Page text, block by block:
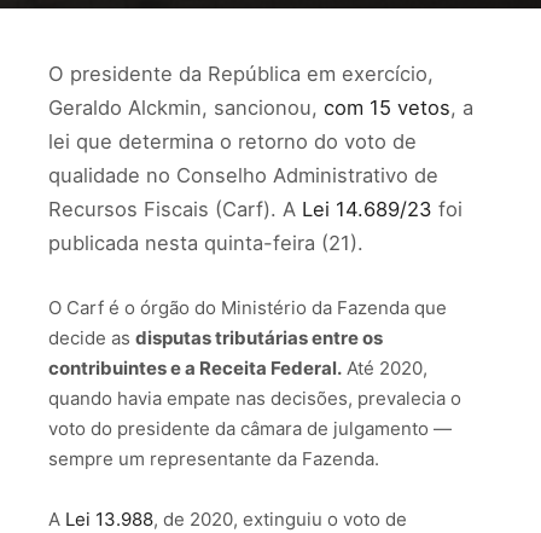
O presidente da República em exercício,
Geraldo Alckmin, sancionou, com 15 vetos, a
lei que determina o retorno do voto de
qualidade no Conselho Administrativo de
Recursos Fiscais (Carf). A Lei 14.689/23 foi
publicada nesta quinta-feira (21).
O Carf é o órgão do Ministério da Fazenda que
decide as disputas tributárias entre os
contribuintes e a Receita Federal. Até 2020,
quando havia empate nas decisões, prevalecia o
voto do presidente da câmara de julgamento —
sempre um representante da Fazenda.
A Lei 13.988, de 2020, extinguiu o voto de